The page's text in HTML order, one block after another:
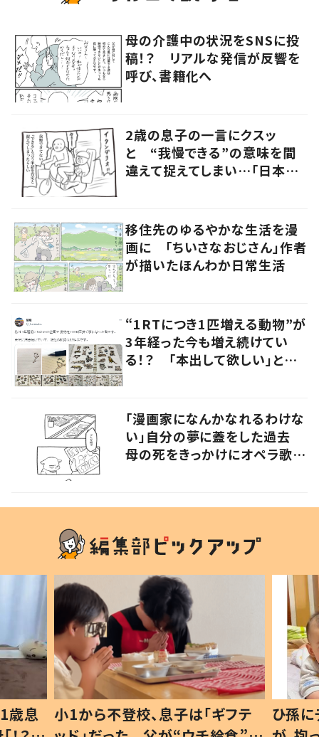
母の介護中の状況をSNSに投
稿！？ リアルな発信が反響を
呼び、書籍化へ
2歳の息子の一言にクスッ
と “我慢できる”の意味を間
違えて捉えてしまい…「日本語
移住先のゆるやかな生活を漫
画に 「ちいさなおじさん」作者
が描いたほんわか日常生活
“1RTにつき1匹増える動物”が
3年経った今も増え続けてい
る！？ 「本出して欲しい」とユ
「漫画家になんかなれるわけな
い」自分の夢に蓋をした過去
母の死をきっかけにオペラ歌手
フテ
ひ孫にデレデレな80歳じいじ